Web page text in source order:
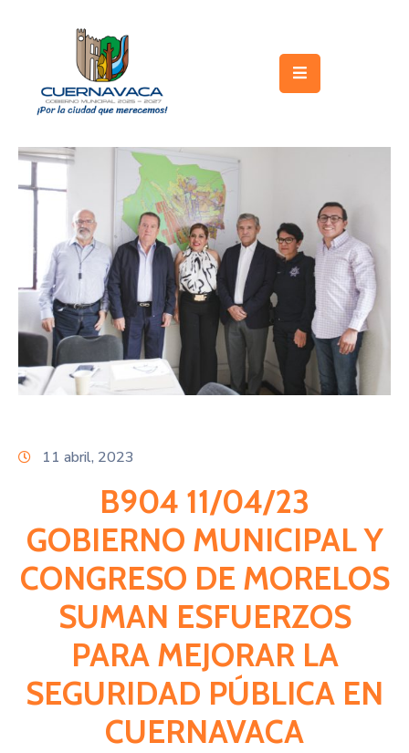
Gobierno
Turismo
Trámites
Servicios
Licitaciones
Transparencia
Directorio
11 abril, 2023
B904 11/04/23
GOBIERNO MUNICIPAL Y
CONGRESO DE MORELOS
SUMAN ESFUERZOS
PARA MEJORAR LA
SEGURIDAD PÚBLICA EN
CUERNAVACA